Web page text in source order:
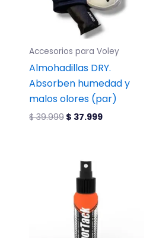
Accesorios para Voley
Almohadillas DRY.
Absorben humedad y
malos olores (par)
$39.999 $ 37.999